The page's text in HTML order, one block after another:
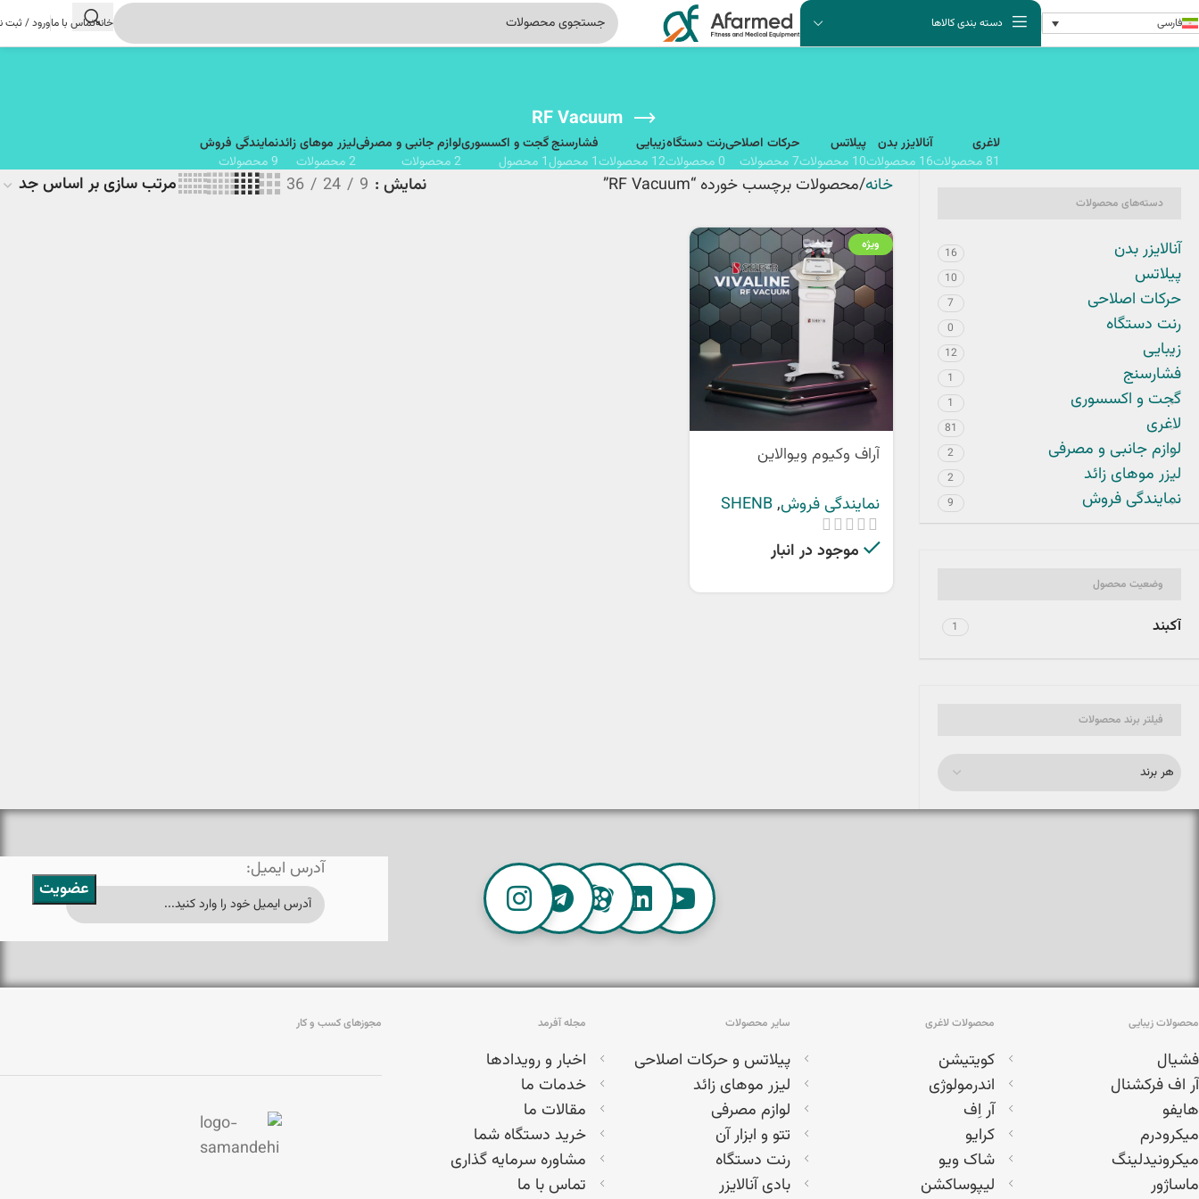
فارسی دسته بندی کالاها خانهتماس با ماورود / ثبت
RF Vacuum
لاغری
81 محصولات
آنالایزر بدن
16 محصولات
پیلاتس
10 محصولات
حرکات اصلاحی
7 محصولات
رنت دستگاه
0 محصولات
زیبایی
12 محصولات
فشارسنج
1 محصول
گجت و اکسسوری
1 محصول
لوازم جانبی و مصرفی
2 محصولات
لیزر موهای زائد
2 محصولات
نمایندگی فروش
9 محصولات
دسته‌های محصولات
آنالایزر بدن 16
پیلاتس 10
حرکات اصلاحی 7
رنت دستگاه 0
زیبایی 12
فشارسنج 1
گجت و اکسسوری 1
لاغری 81
لوازم جانبی و مصرفی 2
لیزر موهای زائد 2
نمایندگی فروش 9
وضعیت محصول
آکبند 1
فیلتر برند محصولات
هر برند
خانه محصولات برچسب خورده “RF Vacuum” نمایش 9
24
36
ویژه
آراف وکیوم ویوالاین
نمایندگی فروش,
SHENB
موجود در انبار
آدرس ایمیل:
محصولات زیبایی
فشیال
آر اف فرکشنال
هایفو
میکرودرم
میکرونیدلینگ
ماساژور
محصولات لاغری
کویتیشن
اندرمولوژی
آر اِف
کرایو
شاک ویو
لیپوساکشن
سایر محصولات
پیلاتس و حرکات اصلاحی
لیزر موهای زائد
لوازم مصرفی
تتو و ابزار آن
رنت دستگاه
بادی آنالایزر
مجله آفرمد
اخبار و رویدادها
خدمات ما
مقالات ما
خرید دستگاه شما
مشاوره سرمایه گذاری
تماس با ما
مجوزهای کسب و کار